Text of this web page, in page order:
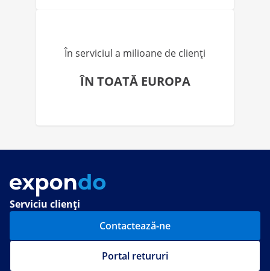
În serviciul a milioane de clienți
ÎN TOATĂ EUROPA
Serviciu clienți
Contactează-ne
Portal retururi